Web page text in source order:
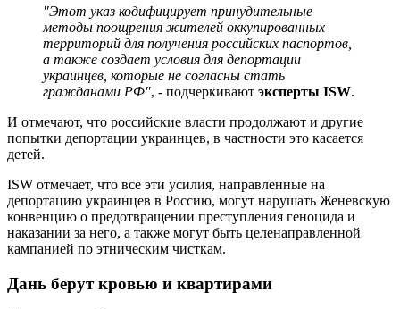
"Этот указ кодифицирует принудительные
методы поощрения жителей оккупированных
территорий для получения российских паспортов,
а также создает условия для депортации
украинцев, которые не согласны стать
гражданами РФ", - подчеркивают эксперты ISW.
И отмечают, что российские власти продолжают и другие
попытки депортации украинцев, в частности это касается
детей.
ISW отмечает, что все эти усилия, направленные на
депортацию украинцев в Россию, могут нарушать Женевскую
конвенцию о предотвращении преступления геноцида и
наказании за него, а также могут быть целенаправленной
кампанией по этническим чисткам.
Дань берут кровью и квартирами